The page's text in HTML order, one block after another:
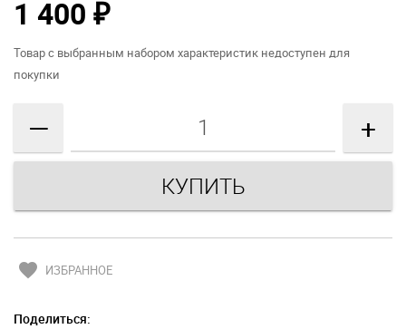
1 400 ₽
Товар с выбранным набором характеристик недоступен для
покупки
— +
favorite ИЗБРАННОЕ
Поделиться: